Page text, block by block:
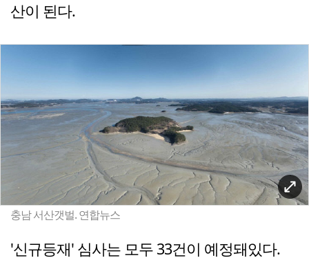
산이 된다.
충남 서산갯벌. 연합뉴스
'신규등재' 심사는 모두 33건이 예정돼있다.